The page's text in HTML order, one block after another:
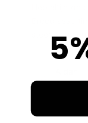
Heb altijd de
Breed
steeds